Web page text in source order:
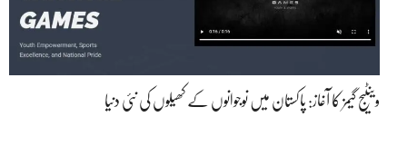
وینٹیج گیمز کا آغاز: پاکستان میں نوجوانوں کے کھیلوں کی نئی دنیا